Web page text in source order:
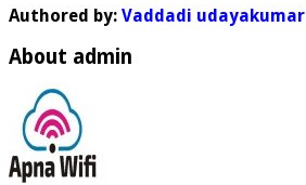
Authored by: Vaddadi udayakumar
About admin